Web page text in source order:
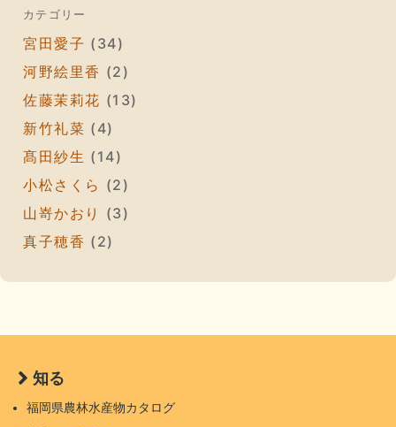
カテゴリー
宮田愛子 (34)
河野絵里香 (2)
佐藤茉莉花 (13)
新竹礼菜 (4)
髙田紗生 (14)
小松さくら (2)
山嵜かおり
(3)
真子穂香 (2)
知る
福岡県農林水産物カタログ